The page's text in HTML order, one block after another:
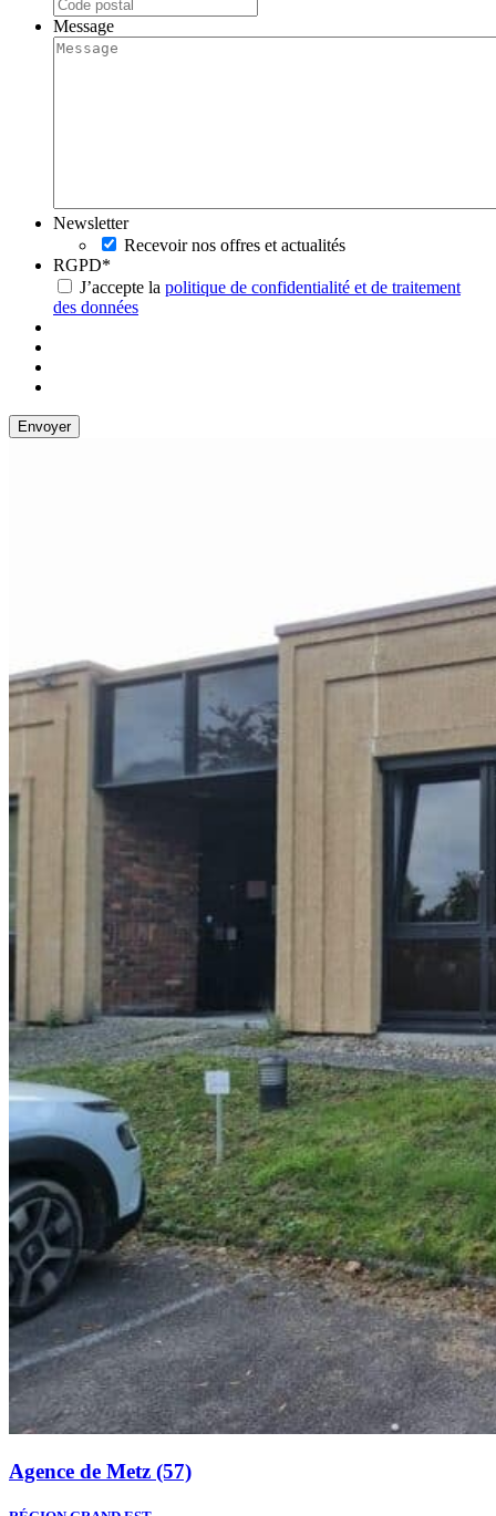
Message
Newsletter
Recevoir nos offres et actualités
RGPD*
J’accepte la politique de confidentialité et de traitement
des données
Agence de Metz (57)